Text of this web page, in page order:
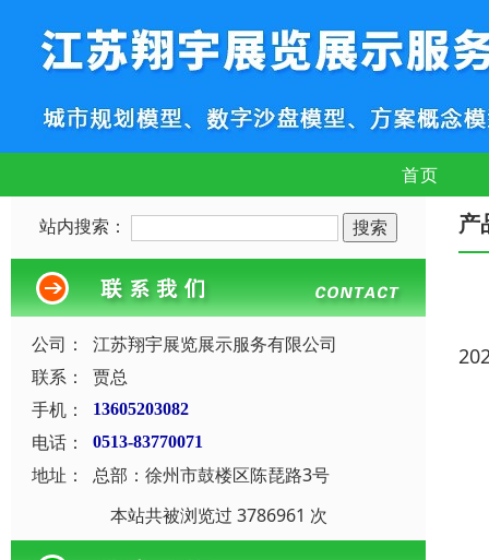
首页
站内搜索：
公司：
江苏翔宇展览展示服务有限公司
联系：
贾总
手机：
13605203082
电话： 0513-83770071
地址：
总部：徐州市鼓楼区陈琵路3号
本站共被浏览过 3786961 次
产